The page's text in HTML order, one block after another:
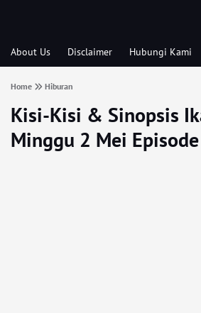
About Us Disclaimer Hubungi Kami
Home Hiburan
Kisi-Kisi & Sinopsis
Minggu 2 Mei